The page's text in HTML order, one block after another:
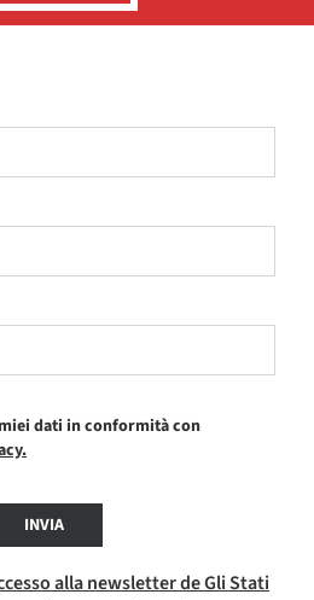
dati in conformità con
INVIA
alla newsletter de Gli Stati